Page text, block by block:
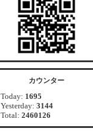
カウンター
Today: 1695
Yesterday: 3144
Total: 2460126